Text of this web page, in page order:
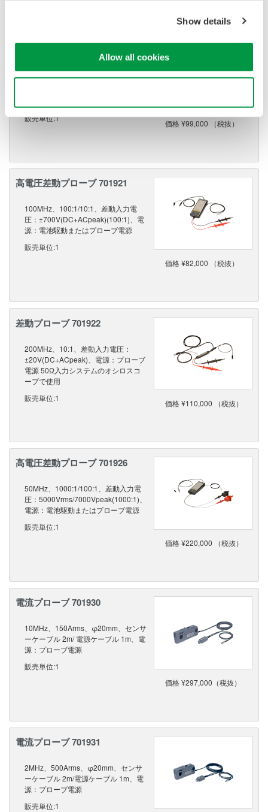
Show details
Allow all cookies
FETプローブ 700939
900MHz、10:1、入力抵抗：2.5MΩ、
最大入力電圧：±10V(DC+ACpeak)、
販売単位:1
価格 ¥99,000 （税抜）
高電圧差動プローブ 701921
100MHz、100:1/10:1、差動入力電
圧：±700V(DC+ACpeak)(100:1)、電
源：電池駆動またはプローブ電源
販売単位:1
価格 ¥82,000 （税抜）
差動プローブ 701922
200MHz、10:1、差動入力電圧：
±20V(DC+ACpeak)、電源：プローブ
電源 50Ω入力システムのオシロスコ
ープで使用
販売単位:1
価格 ¥110,000 （税抜）
高電圧差動プローブ 701926
50MHz、1000:1/100:1、差動入力電
圧：5000Vrms/7000Vpeak(1000:1)、
電源：電池駆動またはプローブ電源
販売単位:1
価格 ¥220,000 （税抜）
電流プローブ 701930
10MHz、150Arms、φ20mm、センサ
ーケーブル 2m/ 電源ケーブル 1m、電
源：プローブ電源
販売単位:1
価格 ¥297,000（税抜）
電流プローブ 701931
2MHz、500Arms、φ20mm、センサ
ーケーブル 2m/電源ケーブル 1m、電
源：プローブ電源
販売単位:1